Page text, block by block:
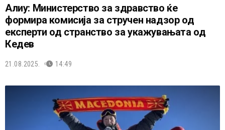
Алиу: Министерство за здравство ќе
формира комисија за стручен надзор од
експерти од странство за укажувањата од
Кедев
21.08.2025. 14:49